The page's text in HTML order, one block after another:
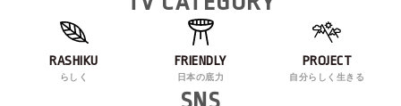
RASHIKU
らしく
FRIENDLY
日本の底力
PROJECT
自分らしく生きる